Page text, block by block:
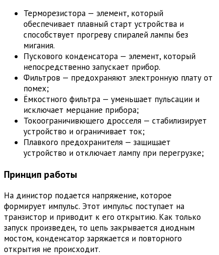
Терморезистора — элемент, который
обеспечивает плавный старт устройства и
способствует прогреву спиралей лампы без
мигания.
Пускового конденсатора — элемент, который
непосредственно запускает прибор.
Фильтров — предохраняют электронную плату от
помех;
Ёмкостного фильтра — уменьшает пульсации и
исключает мерцание прибора;
Токоограничивющего дросселя — стабилизирует
устройство и ограничивает ток;
Плавкого предохранителя — защищает
устройство и отключает лампу при перегрузке;
Принцип работы
На динистор подается напряжение, которое
формирует импульс. Этот импульс поступает на
транзистор и приводит к его открытию. Как только
запуск произведен, то цепь закрывается диодным
мостом, конденсатор заряжается и повторного
открытия не происходит.